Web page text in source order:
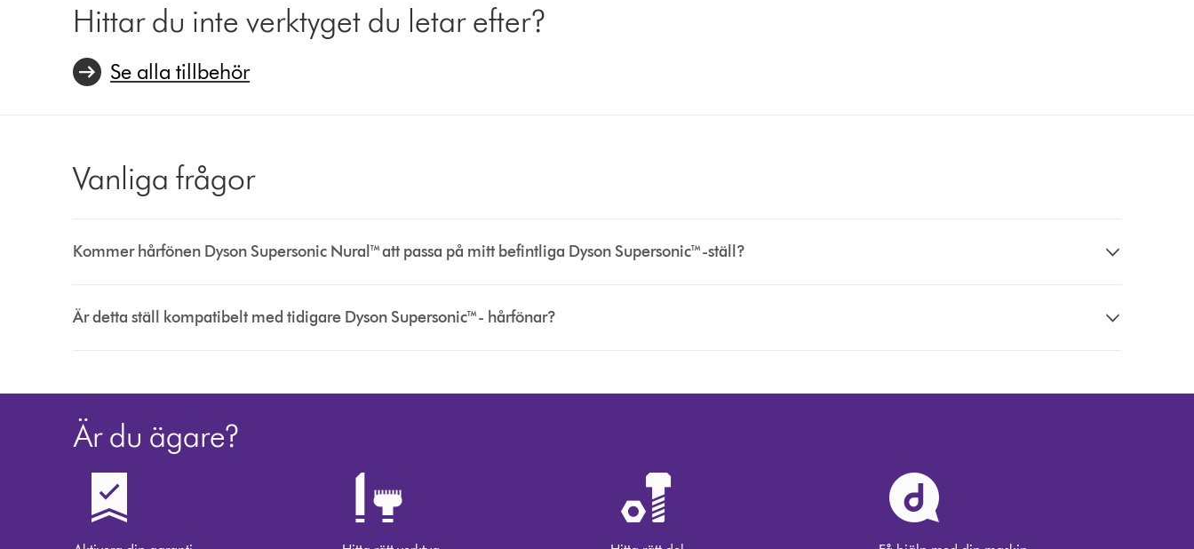
Hittar du inte verktyget du letar efter?
Se alla tillbehör
Vanliga frågor
Kommer hårfönen Dyson Supersonic Nural™ att passa på mitt befintliga Dyson Supersonic™-ställ?
Är detta ställ kompatibelt med tidigare Dyson Supersonic™- hårfönar?
Är du ägare?